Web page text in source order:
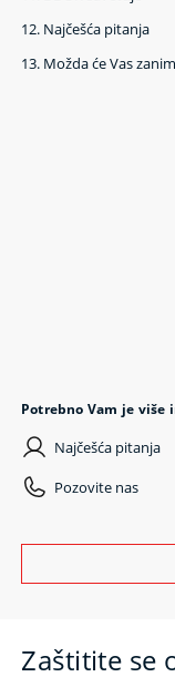
12. Najčešća pitanja
13. Možda će Vas
Potrebno Vam je više
Najčešća pitanja
Pozovite nas
Zaštitite se